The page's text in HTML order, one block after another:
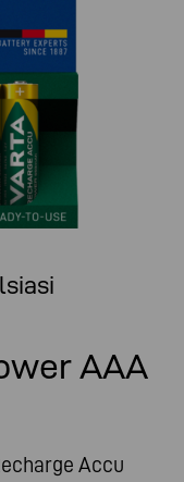
AAA
Accu